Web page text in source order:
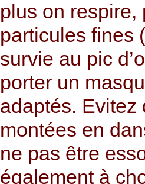
plus on respire,
particules fines
survie au pic
porter un
adaptés. Evitez
montées en
ne pas être
également à